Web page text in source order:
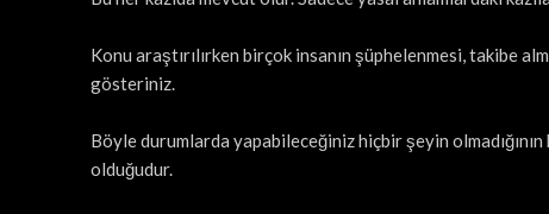
Konu araştırılırken birçok insanın şüphelenmesi, takibe
gösteriniz.
Böyle durumlarda yapabileceğiniz hiçbir şeyin
olduğudur.